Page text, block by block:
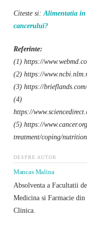
Citeste si: Alimentatia in
cancerului?
Referinte:
(1) https://
(2) https://
(3) https://
(4)
https://
(5) https://
treatment/coping/
DESPRE AUTOR
Mancas Malina
Absolventa a Facultatii
Medicina si Farmacie
Clinica.